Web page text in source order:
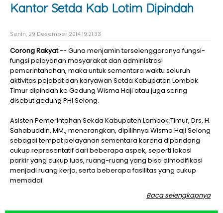
Kantor Setda Kab Lotim Dipindah
Senin, 29 Desember 2014 19:21:33
Corong Rakyat-- Guna menjamin terselenggaranya fungsi-
fungsi pelayanan masyarakat dan administrasi
pemerintahahan, maka untuk sementara waktu seluruh
aktivitas pejabat dan karyawan Setda Kabupaten Lombok
Timur dipindah ke Gedung Wisma Haji atau juga sering
disebut gedung PHI Selong.
Asisten Pemerintahan Sekda Kabupaten Lombok Timur, Drs. H.
Sahabuddin, MM., menerangkan, dipilihnya Wisma Haji Selong
sebagai tempat pelayanan sementara karena dipandang
cukup representatif dari beberapa aspek, seperti lokasi
parkir yang cukup luas, ruang-ruang yang bisa dimodifikasi
menjadi ruang kerja, serta beberapa fasilitas yang cukup
memadai.
Baca selengkapnya